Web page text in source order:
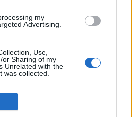
my
Advertising.
Use,
or Sharing of my
Unrelated with the
was collected.
ALTRI ARTICOLI DI
LA FLORA
per te
di